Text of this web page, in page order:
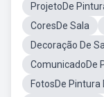
ProjetoDe
CoresDe Sala
Decoração De
ComunicadoDe
FotosDe Pintura